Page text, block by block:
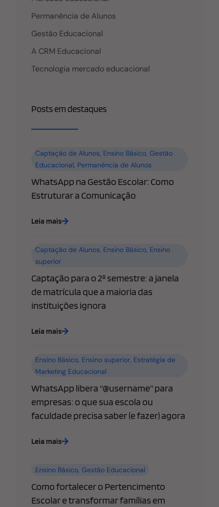
Permanência de Alunos
Gestão Educacional
A CRM Educacional
Tecnologia mercado educacional
Posts em destaques
Captação de Alunos, Ensino Básico,Gestão
Educacional, Permanência de Alunos
WhatsApp na Gestão Escolar: Como
Estruturar a Comunicação
Leia mais
Captação de Alunos, Ensino Básico, Ensino
superior
Captação para o 2º semestre: a janela
de matrícula que a maioria das
instituições ignora
Leia mais
Ensino Básico, Ensino superior, Estratégia de
Marketing Educacional
WhatsApp libera “@username” para
empresas: o que sua escola ou
faculdade precisa saber (e fazer) agora
Leia mais
Ensino Básico,Gestão Educacional
Como fortalecer o Pertencimento
Escolar e transformar famílias em